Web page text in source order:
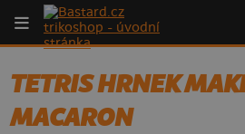
TETRIS HRNEK
MACARON